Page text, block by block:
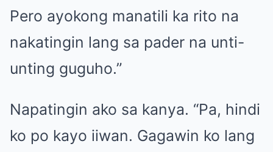
Pero ayokong manatili ka rito na
nakatingin lang sa pader na unti-
unting guguho.”
Napatingin ako sa kanya. “Pa, hindi
ko po kayo iiwan. Gagawin ko lang